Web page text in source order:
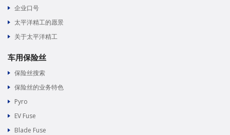
企业口号
太平洋精工的愿景
关于太平洋精工
车用保险丝
保险丝搜索
保险丝的业务特色
Pyro
EV Fuse
Blade Fuse